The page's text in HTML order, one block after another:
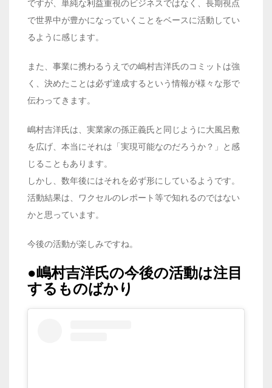
ですが、単純な利益重視のビジネスではなく、長期視点
で世界中が豊かになっていくことをベースに活動してい
るように感じます。
また、事業に携わるうえでの嶋村吉洋氏のコミットは強
く、決めたことは必ず達成するという情報が様々な形で
伝わってきます。
嶋村吉洋氏は、実業家の孫正義氏と同じように大風呂敷
を広げ、本当にそれは「実現可能なのだろうか？」と感
じることもあります。
しかし、数年後にはそれを必ず形にしているようです。
活動結果は、ワクセルのレポート等で知れるのではない
かと思っています。
今後の活動が楽しみですね。
●嶋村吉洋氏の今後の活動は注目
するものばかり